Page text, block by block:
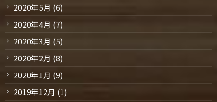
2020年5月 (6)
2020年4月 (7)
2020年3月 (5)
2020年2月 (8)
2020年1月 (9)
2019年12月 (1)